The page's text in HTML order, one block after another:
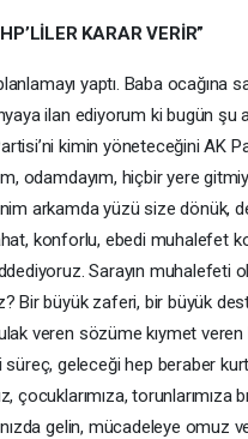
KARAR VERİR”
yaptı. Baba ocağına
ilan ediyorum ki bugün
kimin yöneteceğini AK
odamdayım, hiçbir yere
arkamda yüzü size dönük,
konforlu, ebedi muhalefet
Sarayın muhalefeti
Bir büyük zaferi, bir büyük
veren sözüme kıymet
geleceği hep beraber
çocuklarımıza, torunlarımıza
gelin, mücadeleye omuz